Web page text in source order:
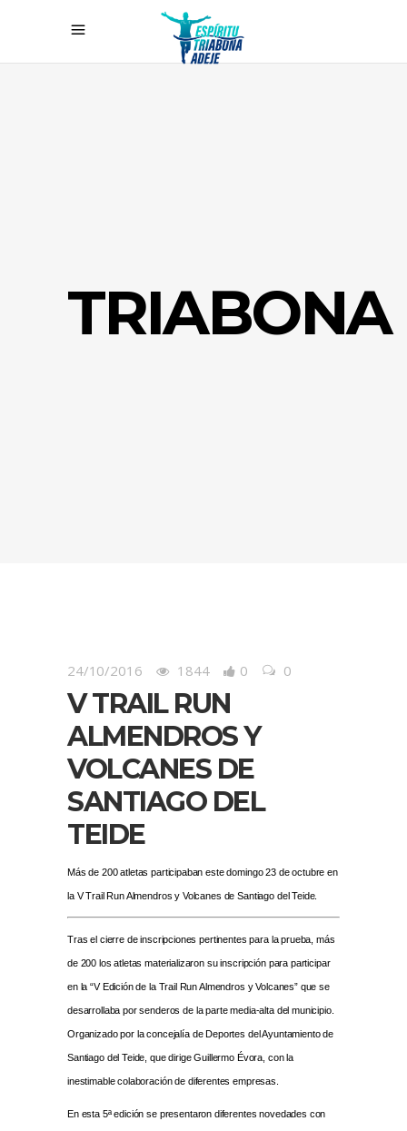
TRIABONA
24/10/2016 1844 0 0
V TRAIL RUN
ALMENDROS Y
VOLCANES DE
SANTIAGO DEL
TEIDE
Más de 200 atletas participaban este domingo 23 de octubre en
la V Trail Run Almendros y Volcanes de Santiago del Teide.
Tras el cierre de inscripciones pertinentes para la prueba, más
de 200 los atletas materializaron su inscripción para participar
en la “V Edición de la Trail Run Almendros y Volcanes” que se
desarrollaba por senderos de la parte media-alta del municipio.
Organizado por la concejalía de Deportes del Ayuntamiento de
Santiago del Teide, que dirige Guillermo Évora, con la
inestimable colaboración de diferentes empresas.
En esta 5ª edición se presentaron diferentes novedades con